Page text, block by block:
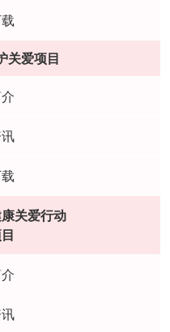
关爱项目
关爱行动